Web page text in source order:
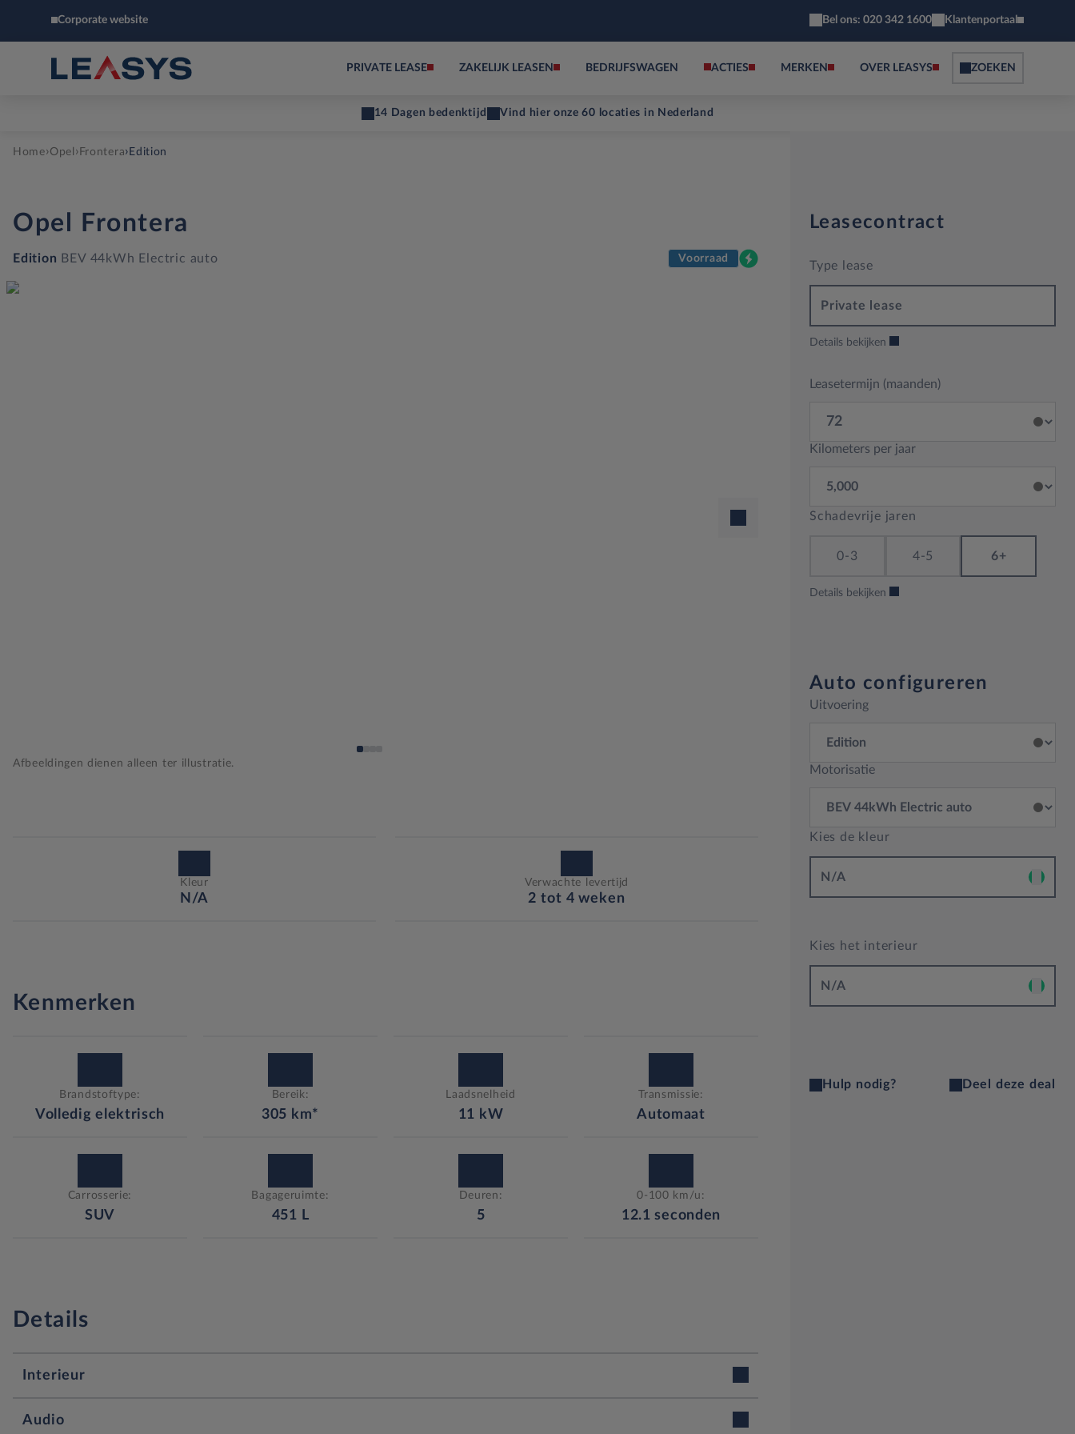
Corporate website Bel ons: 020 342 1600 Klantenportaal
PRIVATE LEASE ZAKELIJK LEASEN BEDRIJFSWAGEN ACTIES MERKEN OVER LEASYS ZOEKEN
14 Dagen bedenktijd Vind hier onze 60 locaties in Nederland
Home›Opel › Frontera› Edition
Opel Frontera
Edition BEV 44kWh Electric auto Voorraad
Afbeeldingen dienen alleen ter illustratie.
Kleur
N/A
Verwachte levertijd
2 tot 4 weken
Kenmerken
Brandstoftype:
Volledig elektrisch
Bereik:
305 km*
Laadsnelheid
11 kW
Transmissie:
Automaat
Carrosserie:
SUV
Bagageruimte:
451 L
Deuren:
5
0-100 km/u:
12.1 seconden
Details
Interieur
12v stopcontact voorin
Audio
Leasecontract
Type lease
Private lease
Details bekijken
Leasetermijn (maanden)
Kilometers per jaar
Schadevrije jaren
0-3 4-5 6+
Details bekijken
Auto configureren
Uitvoering
Motorisatie
Kies de kleur
N/A
Kies het interieur
N/A
Hulp nodig? Deel deze deal